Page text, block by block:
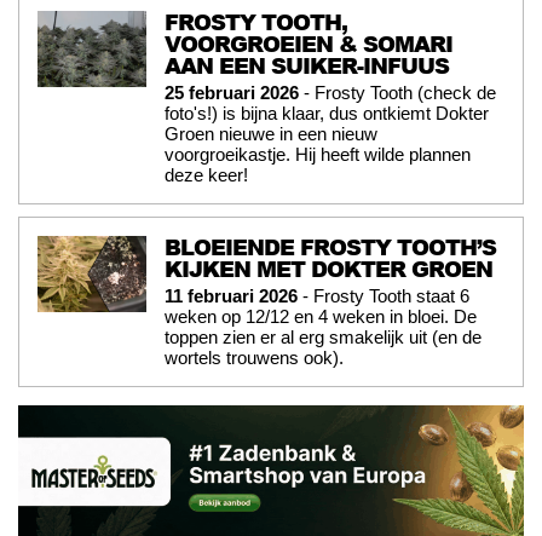
FROSTY TOOTH,
VOORGROEIEN & SOMARI
AAN EEN SUIKER-INFUUS
25 februari 2026 - Frosty Tooth (check de
foto's!) is bijna klaar, dus ontkiemt Dokter
Groen nieuwe in een nieuw
voorgroeikastje. Hij heeft wilde plannen
deze keer!
BLOEIENDE FROSTY TOOTH’S
KIJKEN MET DOKTER GROEN
11 februari 2026 - Frosty Tooth staat 6
weken op 12/12 en 4 weken in bloei. De
toppen zien er al erg smakelijk uit (en de
wortels trouwens ook).